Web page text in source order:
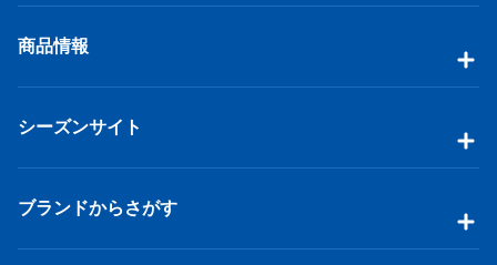
商品情報
シーズンサイト
ブランドからさがす